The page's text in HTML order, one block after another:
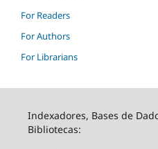
For Readers
For Authors
For Librarians
Indexadores, Bases de
Bibliotecas: